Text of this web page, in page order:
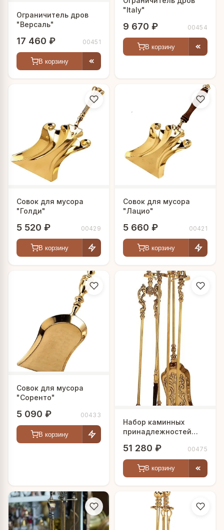
Ограничитель дров
"Версаль"
17 460 ₽ 00451
В корзину
"Italy"
9 670 ₽ 00454
В корзину
Совок для мусора
"Голди"
5 520 ₽ 00429
В корзину
Совок для мусора
"Лацио"
5 660 ₽ 00421
В корзину
Совок для мусора
"Соренто"
5 090 ₽ 00433
В корзину
Набор каминных
принадлежностей
51 280 ₽ 00475
В корзину